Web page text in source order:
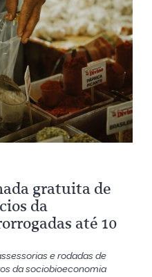
gratuita de
da
até 10
e rodadas de
da sociobioeconomia